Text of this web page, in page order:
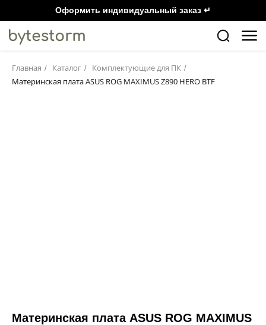
Оформить индивидуальный заказ ↵
Главная / Каталог / Комплектующие для ПК /
Материнская плата ASUS ROG MAXIMUS Z890 HERO BTF
Материнская плата ASUS ROG MAXIMUS